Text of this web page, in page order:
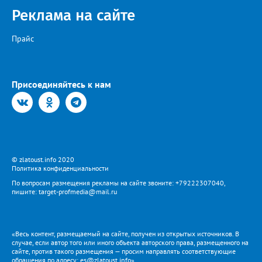
Реклама на сайте
Прайс
Присоединяйтесь к нам
© zlatoust.info 2020
Политика конфиденциальности
По вопросам размещения рекламы на сайте звоните: +79222307040,
пишите: target-profmedia@mail.ru
«Весь контент, размещаемый на сайте, получен из открытых источников. В
случае, если автор того или иного объекта авторского права, размещенного на
сайте, против такого размещения — просим направлять соответствующие
обращения по адресу: es@zlatoust.info»